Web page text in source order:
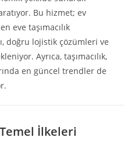
Bu hizmet; ev
eve taşımacılık
doğru lojistik çözümleri ve
Ayrıca, taşımacılık,
en güncel trendler de
Temel İlkeleri